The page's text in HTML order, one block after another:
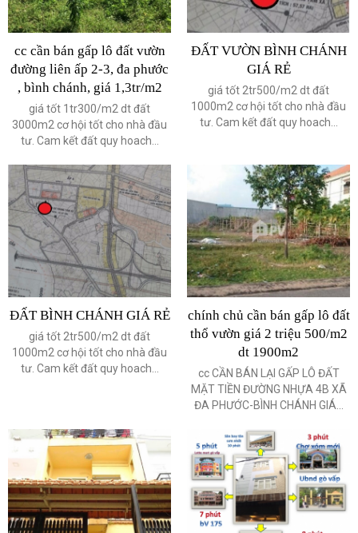
cc cần bán gấp lô đất vườn
đường liên ấp 2-3, đa phước
, bình chánh, giá 1,3tr/m2
giá tốt 1tr300/m2 dt đất
3000m2 cơ hội tốt cho nhà đầu
tư. Cam kết đất quy hoach...
ĐẤT VƯỜN BÌNH CHÁNH
GIÁ RẺ
giá tốt 2tr500/m2 dt đất
1000m2 cơ hội tốt cho nhà đầu
tư. Cam kết đất quy hoach...
ĐẤT BÌNH CHÁNH GIÁ RẺ
giá tốt 2tr500/m2 dt đất
1000m2 cơ hội tốt cho nhà đầu
tư. Cam kết đất quy hoach...
chính chủ cần bán gấp lô đất
thổ vườn giá 2 triệu 500/m2
dt 1900m2
cc CẦN BÁN LẠI GẤP LÔ ĐẤT
MẶT TIỀN ĐƯỜNG NHỰA 4B XÃ
ĐA PHƯỚC-BÌNH CHÁNH GIÁ...